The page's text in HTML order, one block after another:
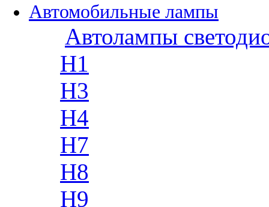
Автомобильные лампы
Автолампы
H1
H3
H4
H7
H8
H9